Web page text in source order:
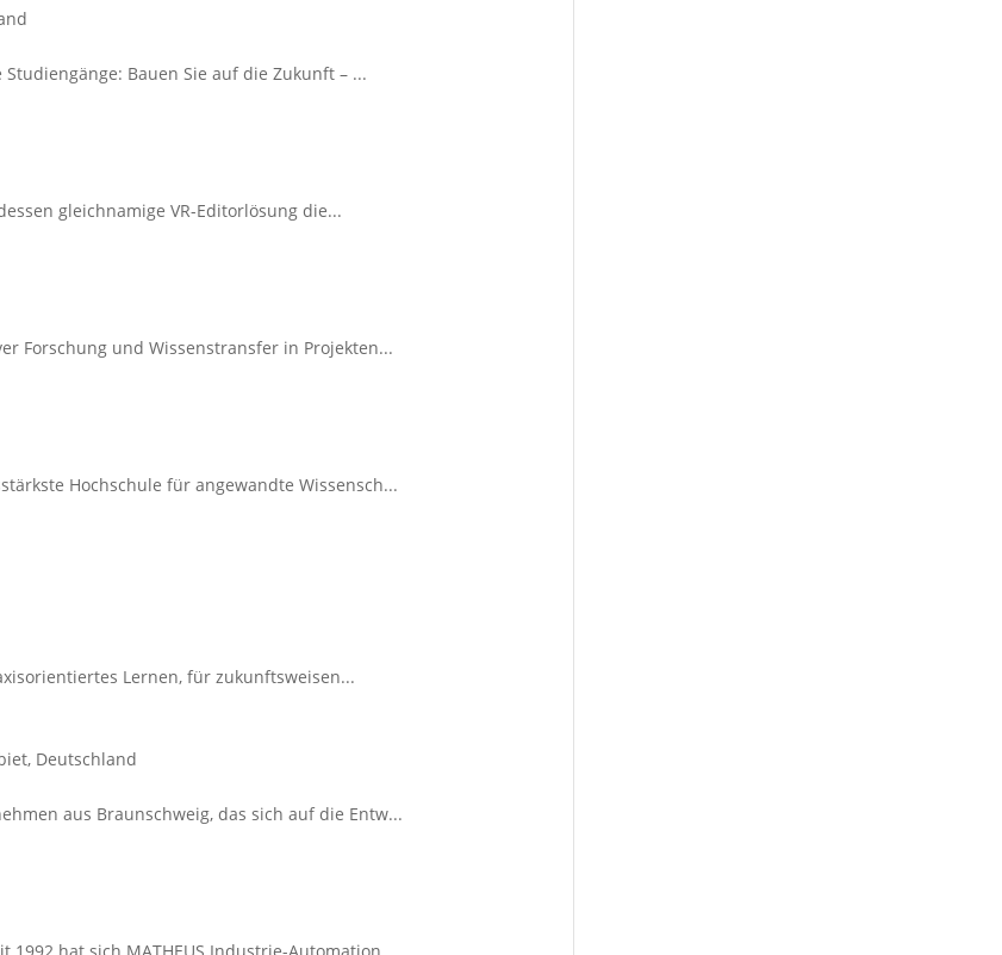
Bauen Sie auf die Zukunft – ...
gleichnamige VR-Editorlösung die...
Forschung und Wissenstransfer in Projekten...
Hochschule für angewandte Wissensch...
Lernen, für zukunftsweisen...
Deutschland
aus Braunschweig, das sich auf die Entw...